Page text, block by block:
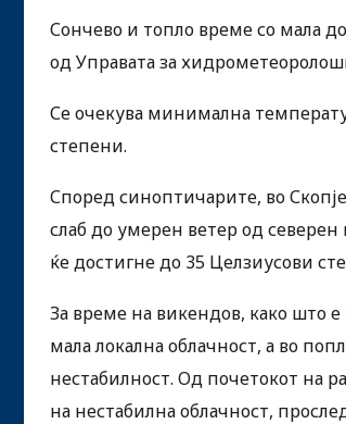
Сончево и топло време со мала
од Управата за
Се очекува минимална
степени.
Според синоптичарите, во
слаб до умерен ветер од
ќе достигне до 35 Целзиусови
За време на викендов, како што
мала локална облачност, а во
нестабилност. Од почетокот на
на нестабилна облачност,